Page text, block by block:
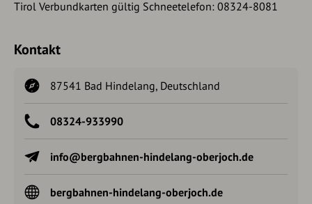
Tirol Verbundkarten gültig Schneetelefon: 08324-8081
Kontakt
87541 Bad Hindelang, Deutschland
08324-933990
info@bergbahnen-hindelang-oberjoch.de
bergbahnen-hindelang-oberjoch.de